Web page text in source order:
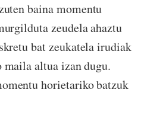
baina momentu
zeudela ahaztu
bat zeukatela irudiak
altua izan dugu.
horietariko batzuk